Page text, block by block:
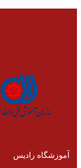
آموزشگاه رادیس